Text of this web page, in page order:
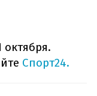
Спорт24.